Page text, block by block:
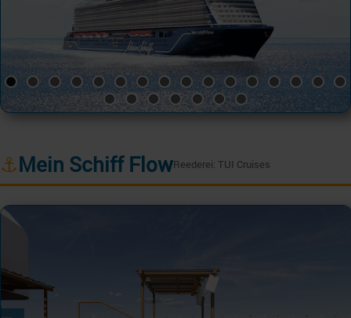
⚓Mein Schiff FlowReederei: TUI Cruises